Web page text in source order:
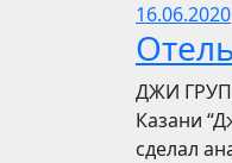
16.06.2020
​​ДЖИ
Казани
сделал